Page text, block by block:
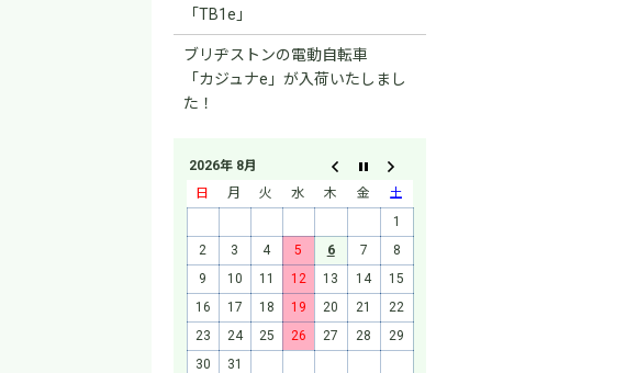
「TB1e」
ブリヂストンの電動自転車
「カジュナe」が入荷いたしまし
た！
2026年 8月
日
月 火 水 木 金
土
1
2
3 4 5 6 7
8
9
10 11 12 13 14
15
16
17 18 19 20 21
22
23
24 25 26 27 28
29
30
31